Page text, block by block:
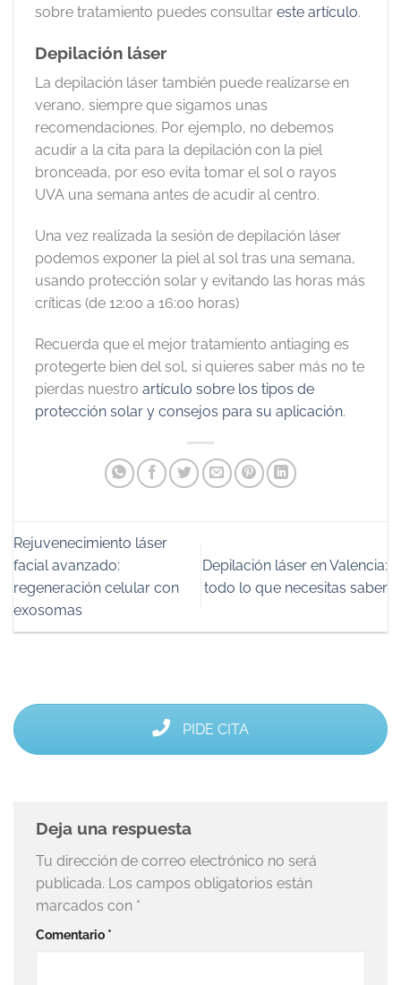
sobre tratamiento puedes consultar este artículo.
Depilación láser
La depilación láser también puede realizarse en
verano, siempre que sigamos unas
recomendaciones. Por ejemplo, no debemos
acudir a la cita para la depilación con la piel
bronceada, por eso evita tomar el sol o rayos
UVA una semana antes de acudir al centro.
Una vez realizada la sesión de depilación láser
podemos exponer la piel al sol tras una semana,
usando protección solar y evitando las horas más
críticas (de 12:00 a 16:00 horas)
Recuerda que el mejor tratamiento antiaging es
protegerte bien del sol, si quieres saber más no te
pierdas nuestro artículo sobre los tipos de
protección solar y consejos para su aplicación.
Rejuvenecimiento láser
facial avanzado:
regeneración celular con
exosomas
Depilación láser en Valencia:
todo lo que necesitas saber
PIDE CITA
Deja una respuesta
Tu dirección de correo electrónico no será
publicada. Los campos obligatorios están
marcados con *
Comentario *